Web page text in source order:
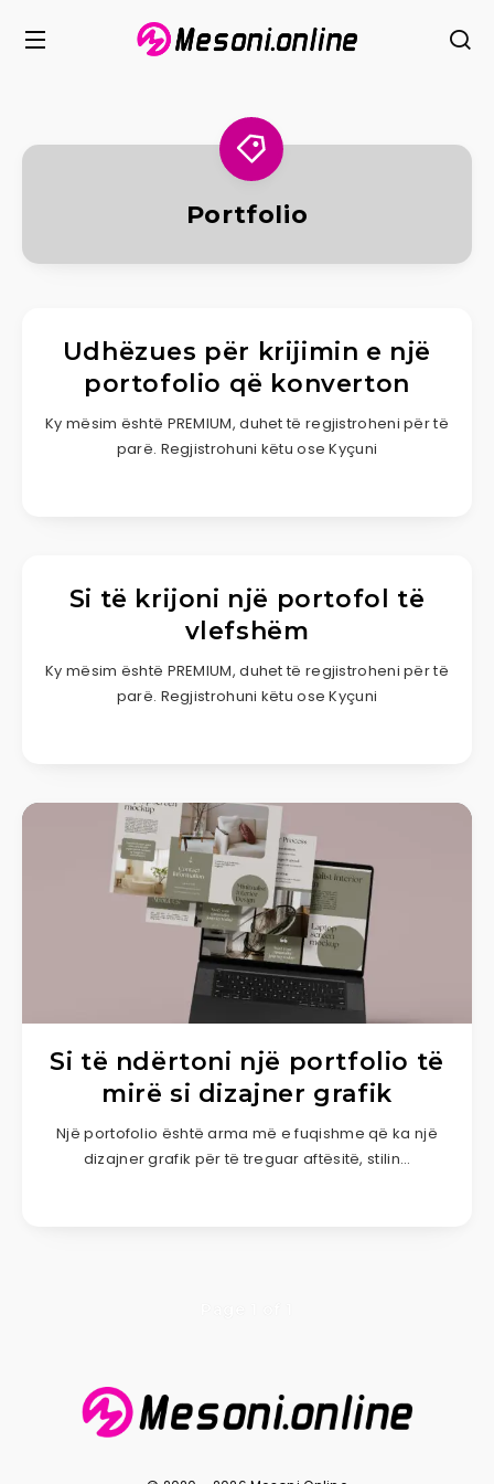
Portfolio
Udhëzues për krijimin e një
portofolio që konverton
Ky mësim është PREMIUM, duhet të regjistroheni për të
parë. Regjistrohuni këtu ose Kyçuni
Si të krijoni një portofol të
vlefshëm
Ky mësim është PREMIUM, duhet të regjistroheni për të
parë. Regjistrohuni këtu ose Kyçuni
Si të ndërtoni një portfolio të
mirë si dizajner grafik
Një portofolio është arma më e fuqishme që ka një
dizajner grafik për të treguar aftësitë, stilin…